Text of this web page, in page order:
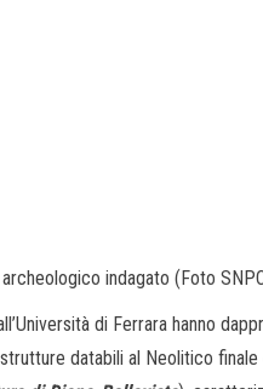
indagato (Foto
di Ferrara hanno
databili al Neolitico finale